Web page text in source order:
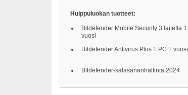
Huippuluokan tuotteet:
Bitdefender Mobile Security 3 laitetta 1
vuosi
Bitdefender Antivirus Plus 1 PC 1 vuosi
Bitdefender-salasananhallinta 2024